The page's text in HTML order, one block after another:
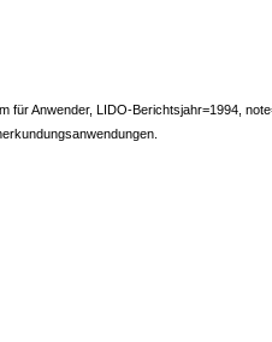
Anwender, LIDO-Berichtsjahr=1994,